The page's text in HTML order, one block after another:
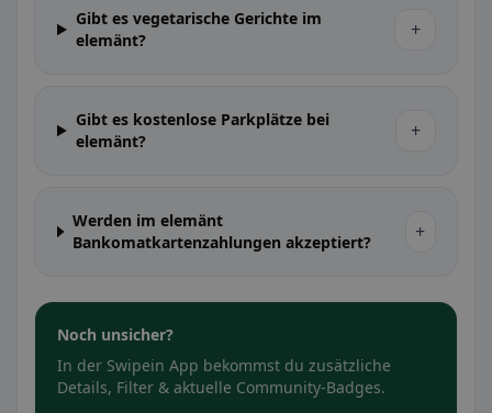
Gibt es vegetarische Gerichte im
elemänt?
+
Gibt es kostenlose Parkplätze bei
elemänt?
+
Werden im elemänt
Bankomatkartenzahlungen akzeptiert?
+
Noch unsicher?
In der Swipein App bekommst du zusätzliche
Details, Filter & aktuelle Community-Badges.